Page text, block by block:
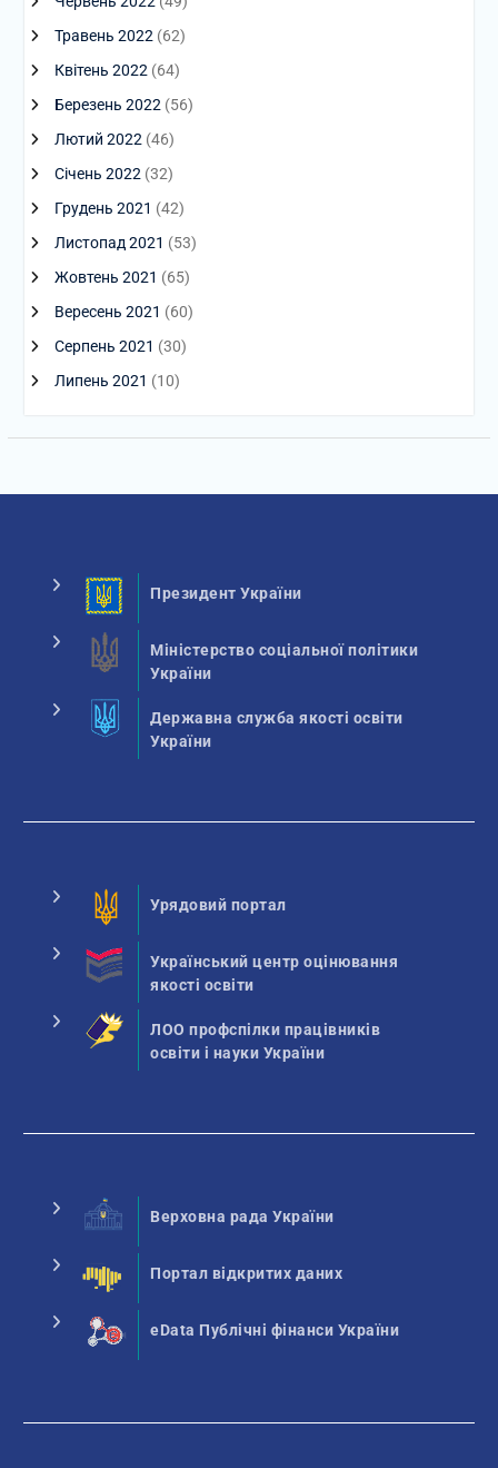
Травень 2022 (62)
Квітень 2022 (64)
Березень 2022 (56)
Лютий 2022 (46)
Січень 2022 (32)
Грудень 2021 (42)
Листопад 2021 (53)
Жовтень 2021 (65)
Вересень 2021 (60)
Серпень 2021 (30)
Липень 2021 (10)
Президент України
Міністерство соціальної політики
України
Державна служба якості освіти
України
Урядовий портал
Український центр оцінювання
якості освіти
ЛОО профспілки працівників
освіти і науки України
Верховна рада України
Портал відкритих даних
eData Публічні фінанси України